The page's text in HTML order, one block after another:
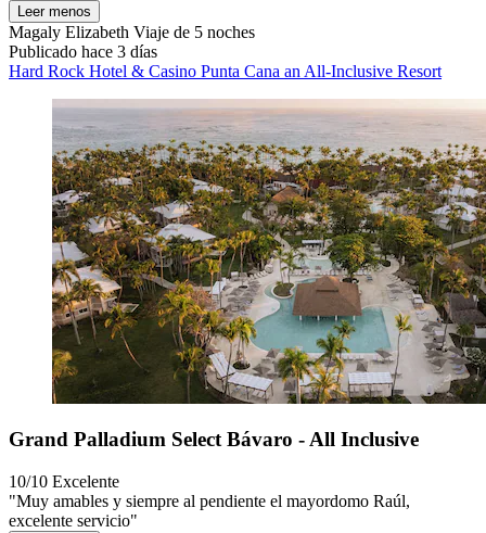
Leer menos
Magaly Elizabeth Viaje de 5 noches
Publicado hace 3 días
Hard Rock Hotel & Casino Punta Cana an All-Inclusive Resort
Grand Palladium Select Bávaro - All Inclusive
10/10 Excelente
"Muy amables y siempre al pendiente el mayordomo Raúl,
excelente servicio"